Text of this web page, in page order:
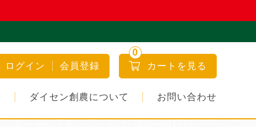
ログイン 会員登録
0
カートを見る
ダイセン創農について お問い合わせ